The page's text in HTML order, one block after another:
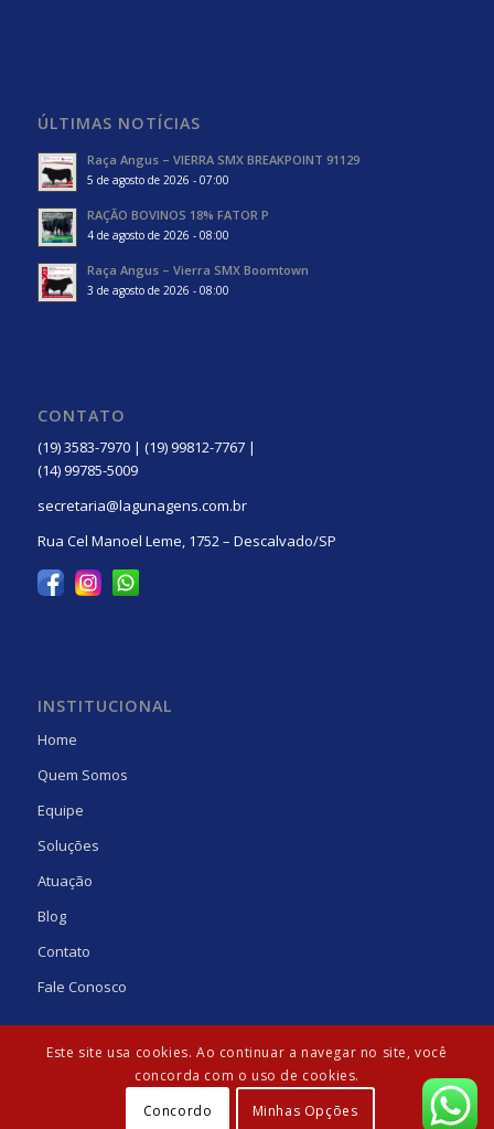
ÚLTIMAS NOTÍCIAS
Raça Angus – VIERRA SMX BREAKPOINT 91129
5 de agosto de 2026 - 07:00
RAÇÃO BOVINOS 18% FATOR P
4 de agosto de 2026 - 08:00
Raça Angus – Vierra SMX Boomtown
3 de agosto de 2026 - 08:00
CONTATO
(19) 3583-7970 | (19) 99812-7767 |
(14) 99785-5009
secretaria@lagunagens.com.br
Rua Cel Manoel Leme, 1752 – Descalvado/SP
INSTITUCIONAL
Home
Quem Somos
Equipe
Soluções
Atuação
Blog
Contato
Fale Conosco
© Copyright - Laguna Gens | Desenvolvido por: Agência Güte
Este site usa cookies. Ao continuar a navegar no site, você
concorda com o uso de cookies.
Concordo
Minhas Opções